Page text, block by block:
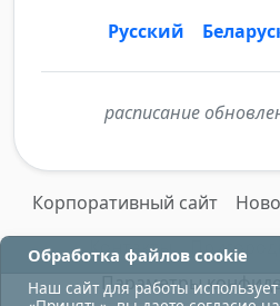
Русский
расписание
Корпоративный сайт
Контакты
Параметры
Обработка файлов cookie
Наш сайт для работы